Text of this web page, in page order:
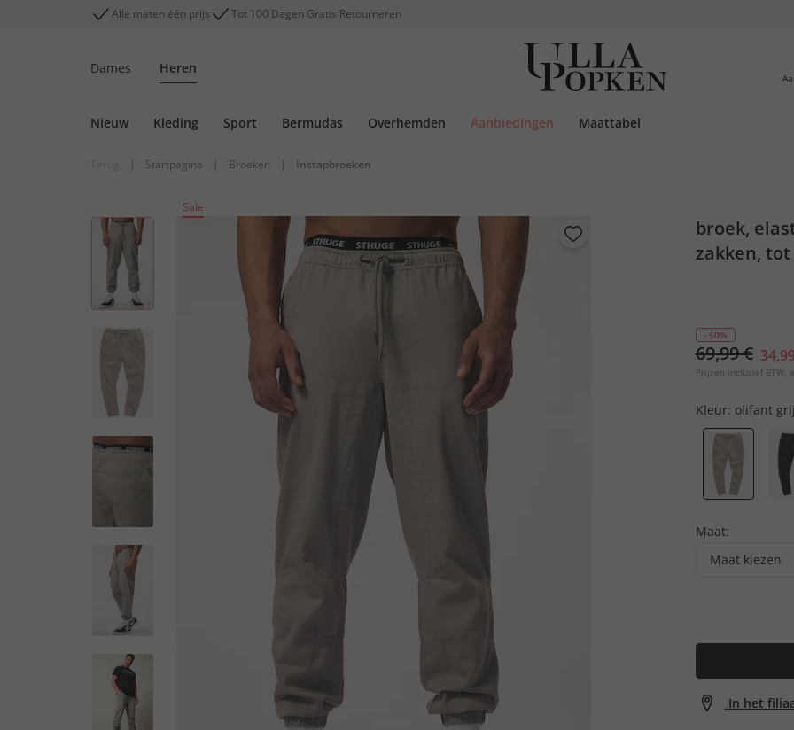
Alle maten één prijs Tot 100 Dagen Gratis Retourneren
Dames Heren
Nieuw Kleding Sport Bermudas Overhemden Aanbiedingen Maattabel
| Startpagina | Broeken | Instapbroeken
Sale
broek,
zakken, tot
- 50%
69,99 €
Prijzen inclusief BTW,
Kleur: olifant
Maat:
Maat kiezen
In het